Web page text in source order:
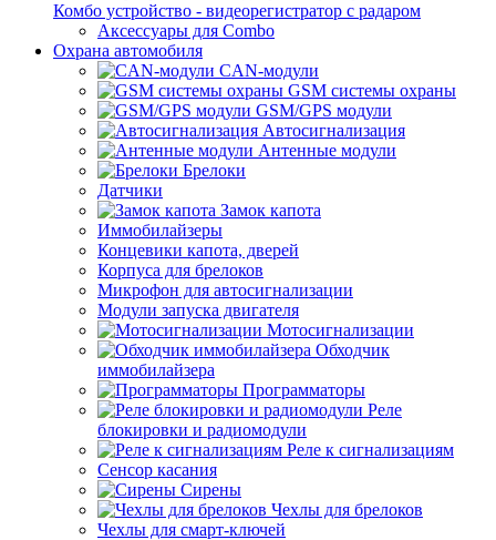
Комбо устройство - видеорегистратор с радаром
Аксессуары для Combo
Охрана автомобиля
CAN-модули
GSM системы охраны
GSM/GPS модули
Автосигнализация
Антенные модули
Брелоки
Датчики
Замок капота
Иммобилайзеры
Концевики капота, дверей
Корпуса для брелоков
Микрофон для автосигнализации
Модули запуска двигателя
Мотосигнализации
Обходчик
иммобилайзера
Программаторы
Реле
блокировки и радиомодули
Реле к сигнализациям
Сенсор касания
Сирены
Чехлы для брелоков
Чехлы для смарт-ключей